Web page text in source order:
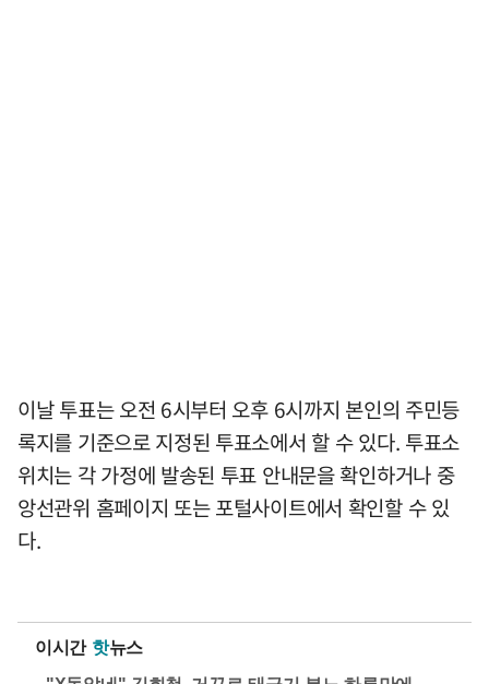
이날 투표는 오전 6시부터 오후 6시까지 본인의 주민등
록지를 기준으로 지정된 투표소에서 할 수 있다. 투표소
위치는 각 가정에 발송된 투표 안내문을 확인하거나 중
앙선관위 홈페이지 또는 포털사이트에서 확인할 수 있
다.
이시간 핫뉴스